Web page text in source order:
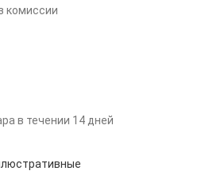
комиссии
в течении 14 дней